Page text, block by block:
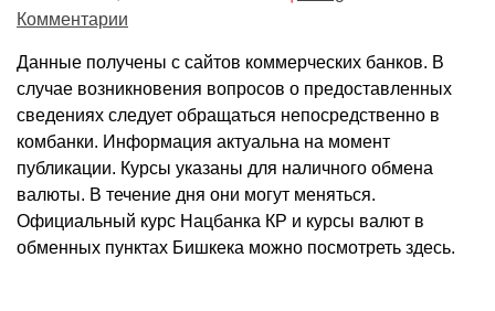
Комментарии
Данные получены с сайтов коммерческих банков. В
случае возникновения вопросов о предоставленных
сведениях следует обращаться непосредственно в
комбанки. Информация актуальна на момент
публикации. Курсы указаны для наличного обмена
валюты. В течение дня они могут меняться.
Официальный курс Нацбанка КР и курсы валют в
обменных пунктах Бишкека можно посмотреть здесь.